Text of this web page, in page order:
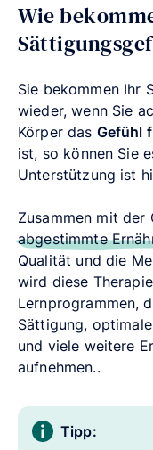
Wie
Sie bekommen Ihr
wieder, wenn Sie
Körper das Gefühl
ist, so können Sie
Unterstützung ist
Zusammen mit der
abgestimmte
Qualität und die
wird diese
Lernprogrammen,
Sättigung,
und viele weitere
aufnehmen..
Tipp: